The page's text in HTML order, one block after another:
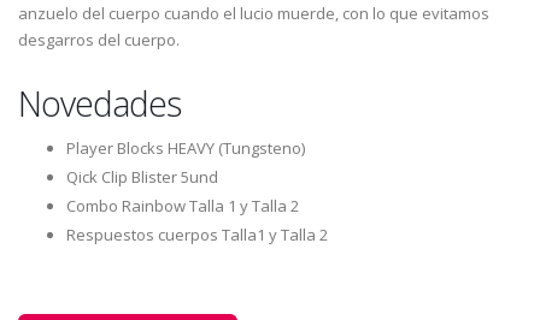
anzuelo del cuerpo cuando el lucio muerde, con lo que evitamos
desgarros del cuerpo.
Novedades
Player Blocks HEAVY (Tungsteno)
Qick Clip Blister 5und
Combo Rainbow Talla 1 y Talla 2
Respuestos cuerpos Talla1 y Talla 2